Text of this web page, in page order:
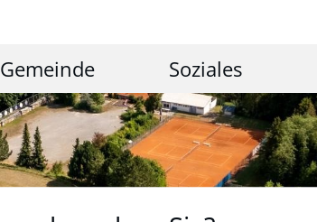
Gemeinde Soziales